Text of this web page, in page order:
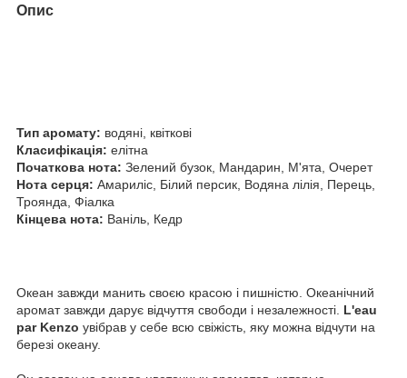
Опис
Тип аромату: водяні, квіткові
Класифікація: елітна
Початкова нота: Зелений бузок, Мандарин, М'ята, Очерет
Нота серця: Амариліс, Білий персик, Водяна лілія, Перець,
Троянда, Фіалка
Кінцева нота: Ваніль, Кедр
Океан завжди манить своєю красою і пишністю. Океанічний
аромат завжди дарує відчуття свободи і незалежності. L'eau
par Kenzo увібрав у себе всю свіжість, яку можна відчути на
березі океану.